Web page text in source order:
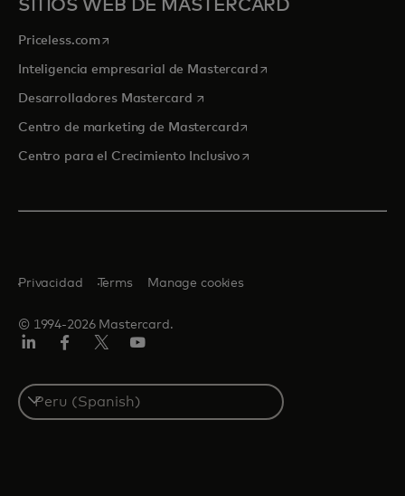
SITIOS WEB DE MASTERCARD
Priceless.com se abre en una pestaña nueva
Inteligencia empresarial de Mastercardse abre en una pestaña
Desarrolladores Mastercard se abre en una pestaña nueva
Centro de marketing de Mastercardse abre en una pestaña
Centro para el Crecimiento Inclusivose abre en una pestaña
© 1994-2026 Mastercard.
Privacidad Terms Manage cookies
Select
a
country